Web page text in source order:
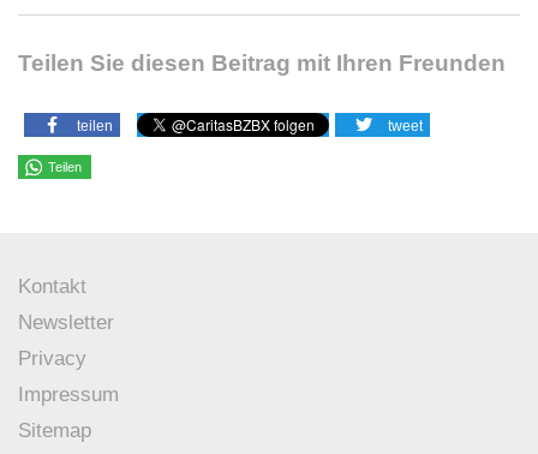
Teilen Sie diesen Beitrag mit Ihren Freunden
teilen tweet
Teilen
Kontakt
Newsletter
Privacy
Impressum
Sitemap